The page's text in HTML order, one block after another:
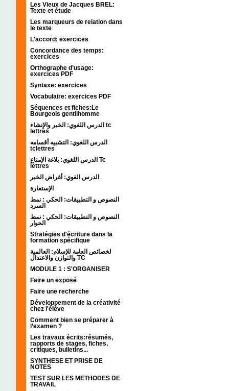
Les Vieux de Jacques BREL:
Texte et étude
Les marqueurs de relation dans
le texte
L'accord: exercices
Concordance des temps:
exercices
Orthographe d’usage:
exercices PDF
Syntaxe: exercices
Vocabulaire: exercices PDF
Séquences et fiches:Le
Bourgeois gentilhomme
الدرس اللغوي: الخبر والإنشاء tc
lettres
الدرس اللغوي: التشبيه أقسامه
tclettres
الدرس اللغوي: بلاغة الإمتاع Tc
lettres
الدرس الغوي: أغراض الخبر
الإستعارة
النصوص و التطبيقات: الحكي : نمط
السرد
النصوص و التطبيقات: الحكي : نمط
الحوار
Stratégies d'écriture dans la
formation spécifique
لخصائص العامة للإسلام: العالمية
والتوازن والاعتدال TC
MODULE 1 : S'ORGANISER
Faire un exposé
Faire une recherche
Développement de la créativité
chez l'élève
Comment bien se préparer à
l’examen ?
Les travaux écrits:résumés,
rapports de stages, fiches,
critiques, bulletins...
SYNTHESE ET PRISE DE
NOTES
TEST SUR LES METHODES DE
TRAVAIL